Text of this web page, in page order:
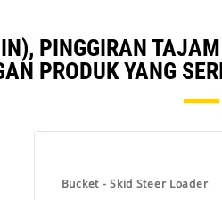
PINGGIRAN
PRODUK YANG
Bucket - Skid Steer Loader